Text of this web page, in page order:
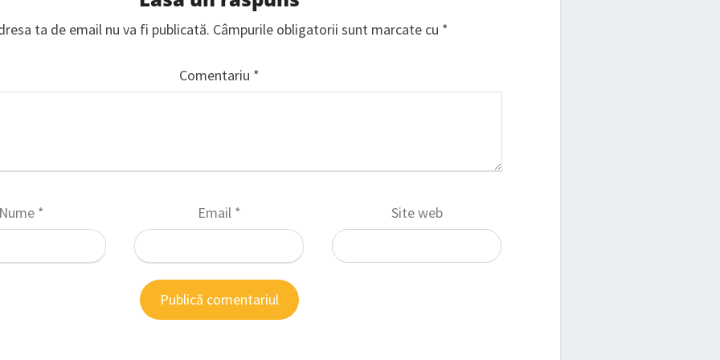
ta de email nu va fi publicată. Câmpurile obligatorii sunt marcate cu *
Comentariu *
* Email * Site web